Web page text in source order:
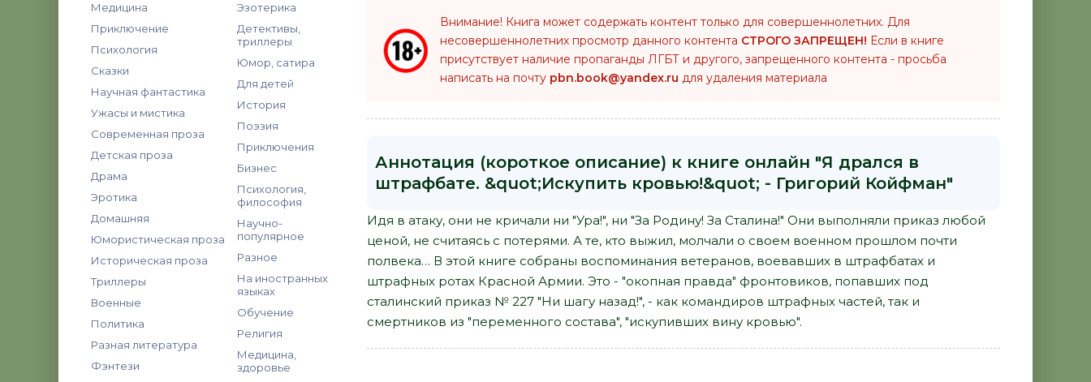
Медицина
Приключение
Психология
Сказки
Научная фантастика
Ужасы и мистика
Современная проза
Детская проза
Драма
Эротика
Домашняя
Юмористическая проза
Историческая проза
Триллеры
Военные
Политика
Разная литература
Фэнтези
Эзотерика
Детективы,
триллеры
Юмор, сатира
Для детей
История
Поэзия
Приключения
Бизнес
Психология,
философия
Научно-
популярное
Разное
На иностранных
языках
Обучение
Религия
Медицина,
здоровье
Внимание! Книга может содержать контент только для совершеннолетних. Для
несовершеннолетних просмотр данного контента СТРОГО ЗАПРЕЩЕН! Если в книге
присутствует наличие пропаганды ЛГБТ и другого, запрещенного контента - просьба
написать на почту pbn.book@yandex.ru для удаления материала
Аннотация (короткое описание) к книге онлайн "Я дрался в
штрафбате. &quot;Искупить кровью!&quot; - Григорий Койфман"
Идя в атаку, они не кричали ни "Ура!", ни "За Родину! За Сталина!" Они выполняли приказ любой
ценой, не считаясь с потерями. А те, кто выжил, молчали о своем военном прошлом почти
полвека… В этой книге собраны воспоминания ветеранов, воевавших в штрафбатах и
штрафных ротах Красной Армии. Это - "окопная правда" фронтовиков, попавших под
сталинский приказ № 227 "Ни шагу назад!", - как командиров штрафных частей, так и
смертников из "переменного состава", "искупивших вину кровью".